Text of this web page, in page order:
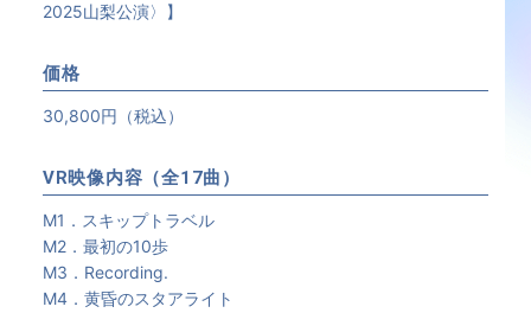
2025山梨公演〉】
価格
30,800円（税込）
VR映像内容（全17曲）
M1．スキップトラベル
M2．最初の10歩
M3．Recording.
M4．黄昏のスタアライト